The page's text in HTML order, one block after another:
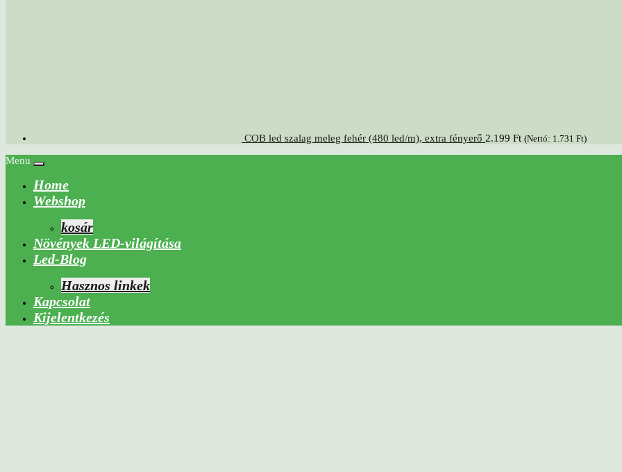
COB led szalag meleg fehér (480 led/m), extra fényerő 2.199 Ft (Nettó: 1.731 Ft)
Menu
Home
Webshop
kosár
Növények LED-világítása
Led-Blog
Hasznos linkek
Kapcsolat
Kijelentkezés